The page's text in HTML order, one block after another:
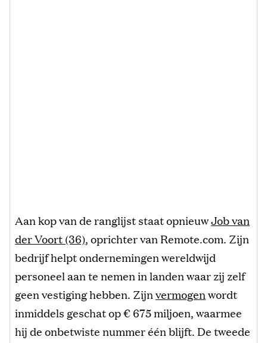
Aan kop van de ranglijst staat opnieuwJob van
der Voort (36), oprichter van Remote.com. Zijn
bedrijf helpt ondernemingen wereldwijd
personeel aan te nemen in landen waar zij zelf
geen vestiging hebben. Zijnvermogenwordt
inmiddels geschat op € 675 miljoen, waarmee
hij de onbetwiste nummer één blijft. De tweede